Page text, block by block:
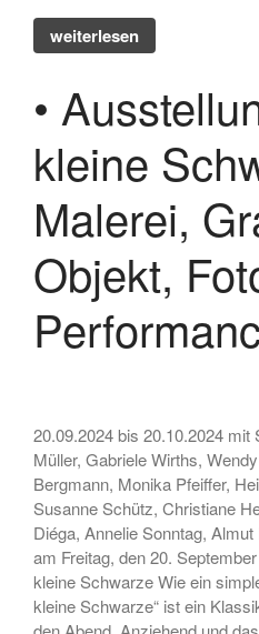
weiterlesen
•
kleine
Malerei,
Objekt,
20.09.2024 bis 20.10.2024 mit
Müller, Gabriele Wirths,
Bergmann, Monika Pfeiffer,
Susanne Schütz, Christiane
Diéga, Annelie Sonntag,
am Freitag, den 20.
kleine Schwarze Wie ein
kleine Schwarze“ ist ein